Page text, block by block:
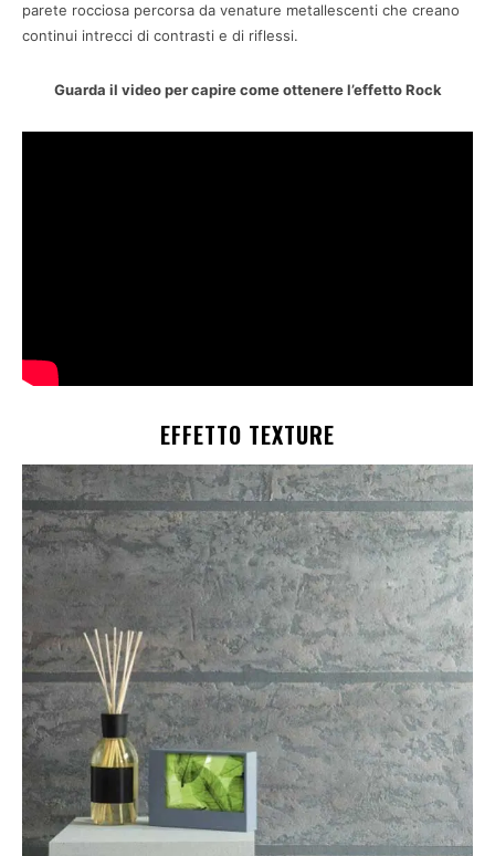
parete rocciosa percorsa da venature metallescenti che creano
continui intrecci di contrasti e di riflessi.
Guarda il video per capire come ottenere l’effetto Rock
EFFETTO TEXTURE